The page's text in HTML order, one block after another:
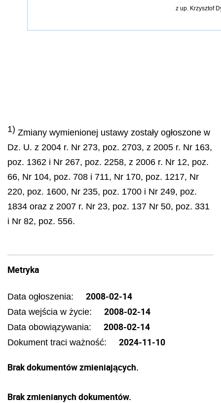
z up. Krzysztof
1) Zmiany wymienionej ustawy zostały ogłoszone w
Dz. U. z 2004 r. Nr 273, poz. 2703, z 2005 r. Nr 163,
poz. 1362 i Nr 267, poz. 2258, z 2006 r. Nr 12, poz.
66, Nr 104, poz. 708 i 711, Nr 170, poz. 1217, Nr
220, poz. 1600, Nr 235, poz. 1700 i Nr 249, poz.
1834 oraz z 2007 r. Nr 23, poz. 137 Nr 50, poz. 331
i Nr 82, poz. 556.
Metryka
Data ogłoszenia: 2008-02-14
Data wejścia w życie: 2008-02-14
Data obowiązywania: 2008-02-14
Dokument traci ważność: 2024-11-10
Brak dokumentów zmieniających.
Brak zmienianych dokumentów.